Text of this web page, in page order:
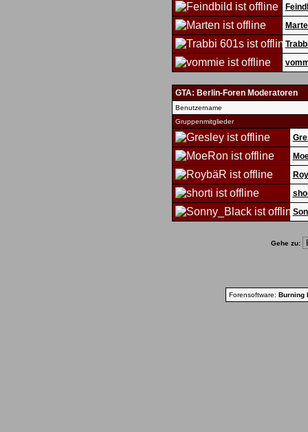
GTA: Berlin-Foren Moderatoren
Benutzername
Gruppenmitglieder
Gehe zu:
Forensoftware: Burning